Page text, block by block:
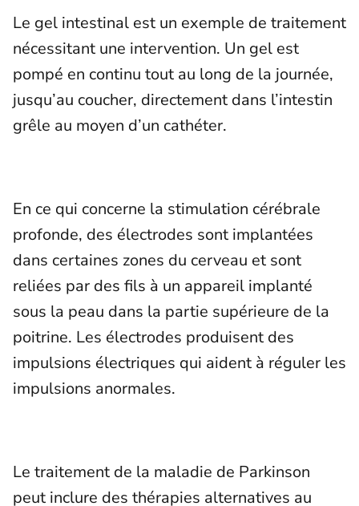
Le gel intestinal est un exemple de traitement
nécessitant une intervention. Un gel est
pompé en continu tout au long de la journée,
jusqu’au coucher, directement dans l’intestin
grêle au moyen d’un cathéter.
En ce qui concerne la stimulation cérébrale
profonde, des électrodes sont implantées
dans certaines zones du cerveau et sont
reliées par des fils à un appareil implanté
sous la peau dans la partie supérieure de la
poitrine. Les électrodes produisent des
impulsions électriques qui aident à réguler les
impulsions anormales.
Le traitement de la maladie de Parkinson
peut inclure des thérapies alternatives au